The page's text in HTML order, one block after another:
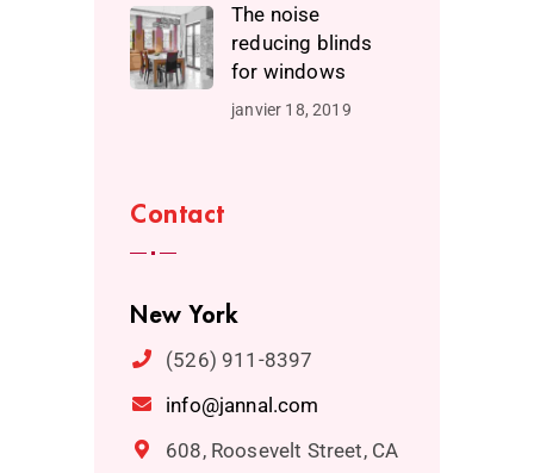
The noise
reducing blinds
for windows
janvier 18, 2019
Contact
New York
(526) 911-8397
info@jannal.com
608, Roosevelt Street, CA